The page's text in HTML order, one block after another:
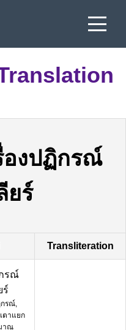
องปฏิกรณ์
ยร์
Transliteration
รณ์
ร์
รณ์,
ตาแยก
าณู